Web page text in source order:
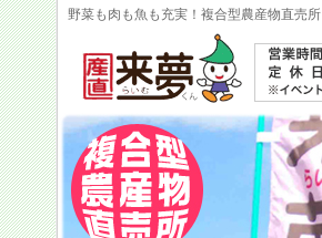
野菜も肉も魚も充実！複合型農産物直売所